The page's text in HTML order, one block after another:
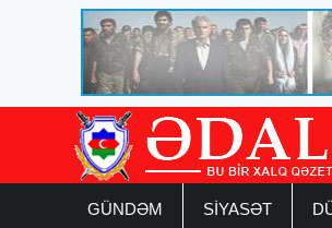
GÜNDƏM SİYASƏT